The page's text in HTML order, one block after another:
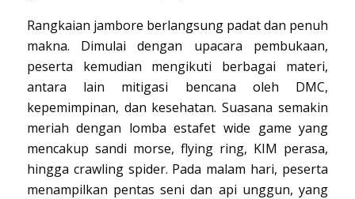
Rangkaian jambore berlangsung padat dan penuh
makna. Dimulai dengan upacara pembukaan,
peserta kemudian mengikuti berbagai materi,
antara lain mitigasi bencana oleh DMC,
kepemimpinan, dan kesehatan. Suasana semakin
meriah dengan lomba estafet wide game yang
mencakup sandi morse, flying ring, KIM perasa,
hingga crawling spider. Pada malam hari, peserta
menampilkan pentas seni dan api unggun, yang